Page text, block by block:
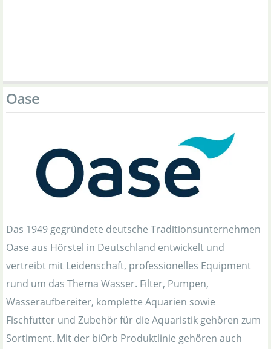
Oase
Das 1949 gegründete deutsche Traditionsunternehmen
Oase aus Hörstel in Deutschland entwickelt und
vertreibt mit Leidenschaft, professionelles Equipment
rund um das Thema Wasser. Filter, Pumpen,
Wasseraufbereiter, komplette Aquarien sowie
Fischfutter und Zubehör für die Aquaristik gehören zum
Sortiment. Mit der biOrb Produktlinie gehören auch